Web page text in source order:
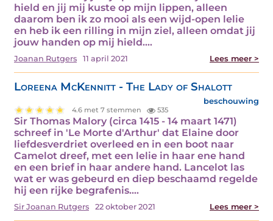
hield en jij mij kuste op mijn lippen, alleen
daarom ben ik zo mooi als een wijd-open lelie
en heb ik een rilling in mijn ziel, alleen omdat jij
jouw handen op mij hield.…
Joanan Rutgers 11 april 2021 Lees meer >
Loreena McKennitt - The Lady of Shalott
beschouwing
4.6 met 7 stemmen 535
Sir Thomas Malory (circa 1415 - 14 maart 1471)
schreef in 'Le Morte d'Arthur' dat Elaine door
liefdesverdriet overleed en in een boot naar
Camelot dreef, met een lelie in haar ene hand
en een brief in haar andere hand. Lancelot las
wat er was gebeurd en diep beschaamd regelde
hij een rijke begrafenis.…
Sir Joanan Rutgers 22 oktober 2021 Lees meer >